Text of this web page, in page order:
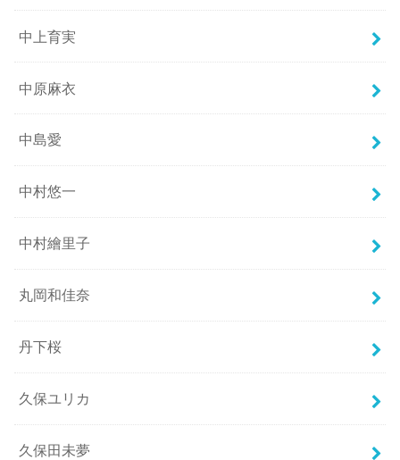
中上育実
中原麻衣
中島愛
中村悠一
中村繪里子
丸岡和佳奈
丹下桜
久保ユリカ
久保田未夢